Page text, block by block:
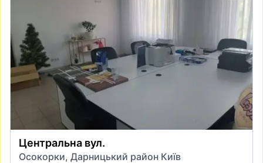
Центральна вул.
Осокорки, Дарницький район Київ